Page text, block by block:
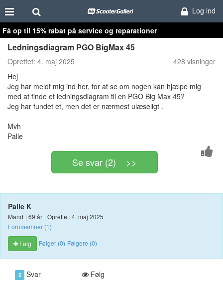
Log ind
Få op til 15% rabat på service og reparationer
Ledningsdiagram PGO BigMax 45
Oprettet: 4. maj 2025
428 visninger
Hej
Jeg har meldt mig ind her, for at se om nogen kan hjælpe mig
med at finde et ledningsdiagram til en PGO Big Max 45?
Jeg har fundet et, men det er nærmest ulæseligt .
Mvh
Palle
Se svar (2) >>
Palle K
Mand | 69 år | Oprettet: 4. maj 2025
Forumemner (1)
Følg
Følger (0) Følgere (0)
2 Svar Følg